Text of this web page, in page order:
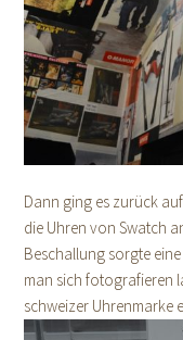
Dann ging es zurück
die Uhren von Swatch
Beschallung sorgte
man sich fotografieren
schweizer Uhrenmarke